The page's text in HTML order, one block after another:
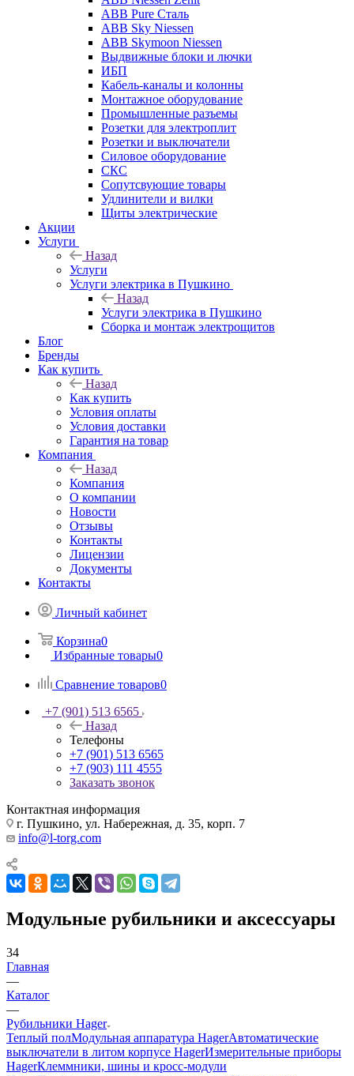
ABB Pure Сталь
ABB Sky Niessen
ABB Skymoon Niessen
Выдвижные блоки и лючки
ИБП
Кабель-каналы и колонны
Монтажное оборудование
Промышленные разъемы
Розетки для электроплит
Розетки и выключатели
Силовое оборудование
СКС
Сопутсвующие товары
Удлинители и вилки
Щиты электрические
Акции
Услуги
Назад
Услуги
Услуги электрика в Пушкино
Назад
Услуги электрика в Пушкино
Сборка и монтаж электрощитов
Блог
Бренды
Как купить
Назад
Как купить
Условия оплаты
Условия доставки
Гарантия на товар
Компания
Назад
Компания
О компании
Новости
Отзывы
Контакты
Лицензии
Документы
Контакты
Личный кабинет
Корзина0
Избранные товары0
Сравнение товаров0
+7 (901) 513 6565
Назад
Телефоны
+7 (901) 513 6565
+7 (903) 111 4555
Заказать звонок
Контактная информация
г. Пушкино, ул. Набережная, д. 35, корп. 7
info@l-torg.com
Модульные рубильники и аксессуары
34
Главная
—
Каталог
—
Рубильники Hager
Теплый полМодульная аппаратура HagerАвтоматические
выключатели в литом корпусе HagerИзмерительные приборы
HagerКлеммники, шины и кросс-модули